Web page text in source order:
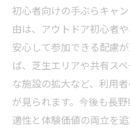
初心者向けの手ぶらキャ
由は、アウトドア初心者
安心して参加できる配慮
ば、芝生エリアや共有ス
な施設の拡大など、利用
が見られます。今後も長
適性と体験価値の両立を